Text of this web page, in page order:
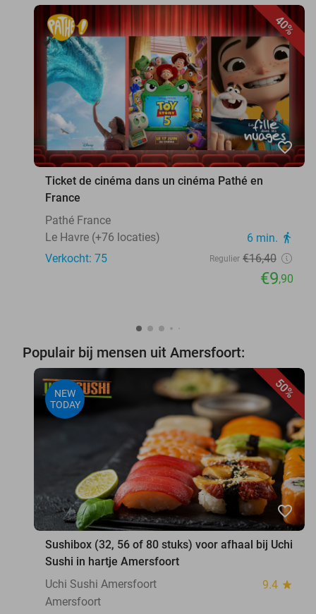
40%
favorite_border
Ticket de cinéma dans un cinéma Pathé en
France
Pathé France
Le Havre (+76 locaties)
6 min. directions_walk
Verkocht: 75 Regulier €16,40
€9,90
Populair bij mensen uit Amersfoort:
50%
NEW
TODAY
favorite_border
Sushibox (32, 56 of 80 stuks) voor afhaal bij Uchi
Sushi in hartje Amersfoort
Uchi Sushi Amersfoort
9.4 star
Amersfoort